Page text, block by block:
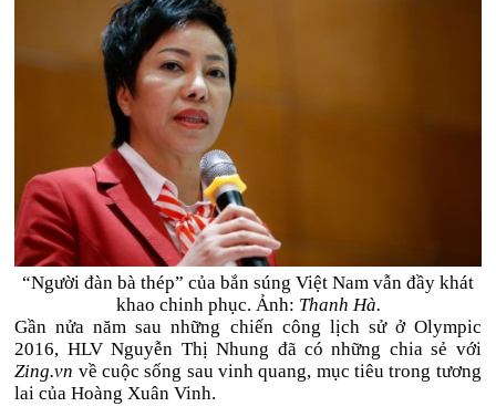
“Người đàn bà thép” của bắn súng Việt Nam vẫn đầy khát
khao chinh phục. Ảnh: Thanh Hà.
Gần nửa năm sau những chiến công lịch sử ở Olympic
2016, HLV Nguyễn Thị Nhung đã có những chia sẻ với
Zing.vn về cuộc sống sau vinh quang, mục tiêu trong tương
lai của Hoàng Xuân Vinh.